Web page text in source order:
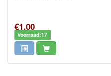
€1,00
Voorraad:17